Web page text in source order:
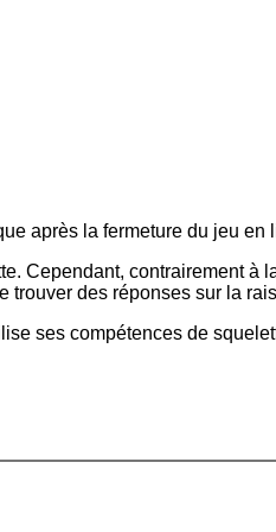
après la fermeture du jeu en
Cependant, contrairement à
trouver des réponses sur la
ses compétences de